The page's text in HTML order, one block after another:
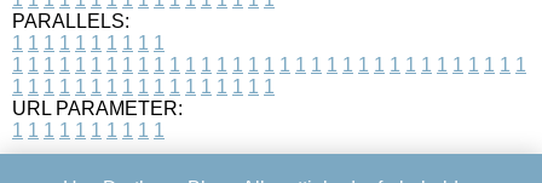
PARALLELS:
1 1 1 1 1 1 1 1 1 1
1 1 1 1 1 1 1 1 1 1 1 1 1 1 1 1 1 1 1 1 1 1 1 1 1 1 1 1 1 1 1 1 1
1 1 1 1 1 1 1 1 1 1 1 1 1 1 1 1 1
URL PARAMETER:
1 1 1 1 1 1 1 1 1 1